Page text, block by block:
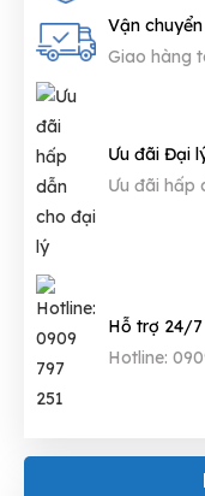
Vận chuyển
Giao hàng
Ưu đãi Đại
Ưu đãi hấp
Hỗ trợ 24/7
Hotline: